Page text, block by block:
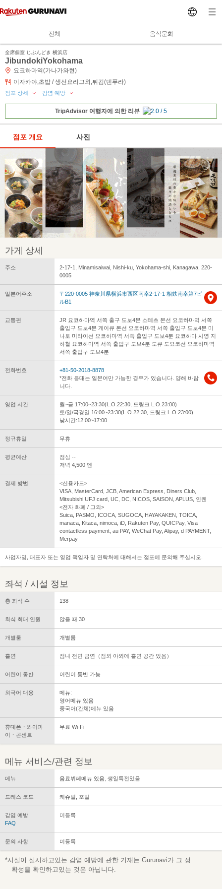
전체 음식문화
全席個室 じぶんどき 横浜店
JibundokiYokohama
요코하마역(가나가와현)
이자카야,초밥 / 생선요리그외,튀김(덴푸라)
점포 상세 감염 예방
TripAdvisor 여행자에 의한 리뷰
점포 개요 사진
가게 상세
주소
2-17-1, Minamisaiwai, Nishi-ku, Yokohama-shi, Kanagawa, 220-
0005
일본어주소
〒220-0005 神奈川県横浜市西区南幸2-17-1 相鉄南幸第7ビ
ルB1
교통편
JR 요코하마역 서쪽 출구 도보4분 소테츠 본선 요코하마역 서쪽
출입구 도보4분 게이큐 본선 요코하마역 서쪽 출입구 도보4분 미
나토 미라이선 요코하마역 서쪽 출입구 도보4분 요코하마 시영 지
하철 요코하마역 서쪽 출입구 도보4분 도큐 도요코선 요코하마역
서쪽 출입구 도보4분
전화번호
+81-50-2018-8878
*전화 응대는 일본어만 가능한 경우가 있습니다. 양해 바랍
니다.
영업 시간
월~금 17:00~23:30(L.O.22:30, 드링크 L.O.23:00)
토/일/국경일 16:00~23:30(L.O.22:30, 드링크 L.O.23:00)
낮시간:12:00~17:00
정규휴일 무휴
평균예산
점심 --
저녁 4,500 엔
결제 방법
<신용카드>
VISA, MasterCard, JCB, American Express, Diners Club,
Mitsubishi UFJ card, UC, DC, NICOS, SAISON, APLUS, 인롄
<전자 화폐 / 그외>
Suica, PASMO, ICOCA, SUGOCA, HAYAKAKEN, TOICA,
manaca, Kitaca, nimoca, iD, Rakuten Pay, QUICPay, Visa
contactless payment, au PAY, WeChat Pay, Alipay, d PAYMENT,
Merpay
사업자명, 대표자 또는 영업 책임자 및 연락처에 대해서는 점포에 문의해 주십시오.
좌석 / 시설 정보
총 좌석 수 138
회식 최대 인원 앉을 때 30
개별룸 개별룸
흡연 점내 전면 금연（점외 야외에 흡연 공간 있음）
어린이 동반 어린이 동반 가능
외국어 대응
메뉴:
영어메뉴 있음
중국어(간체)메뉴 있음
휴대폰・와이파
이・콘센트
무료 Wi-Fi
메뉴 서비스/관련 정보
메뉴 음료뷔페메뉴 있음, 생일특전있음
드레스 코드 캐쥬얼, 포멀
감염 예방
FAQ
미등록
문의 사항 미등록
*시설이 실시하고있는 감염 예방에 관한 기재는 Gurunavi가 그 정
확성을 확인하고있는 것은 아닙니다.